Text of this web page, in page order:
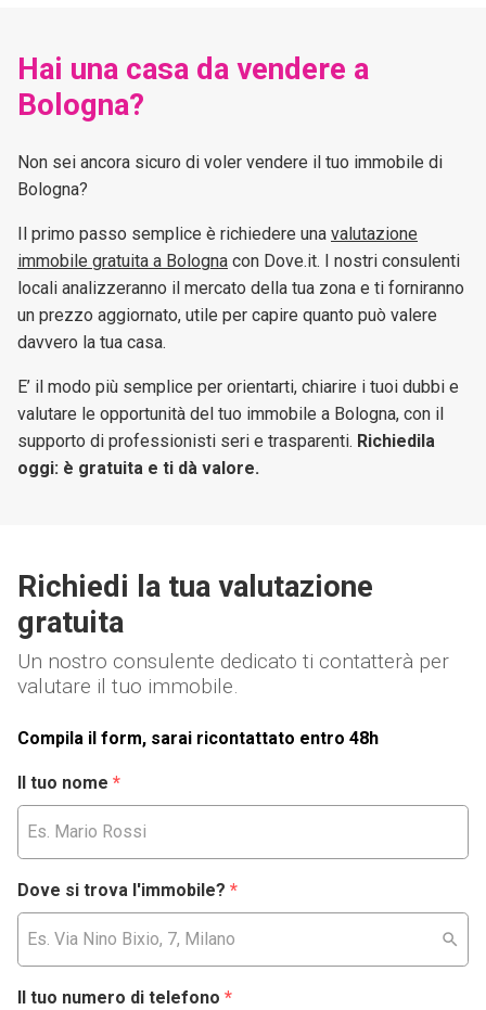
Hai una casa da vendere a
Bologna?
Non sei ancora sicuro di voler vendere il tuo immobile di
Bologna?
Il primo passo semplice è richiedere una valutazione
immobile gratuita a Bologna con Dove.it. I nostri consulenti
locali analizzeranno il mercato della tua zona e ti forniranno
un prezzo aggiornato, utile per capire quanto può valere
davvero la tua casa.
E’ il modo più semplice per orientarti, chiarire i tuoi dubbi e
valutare le opportunità del tuo immobile a Bologna, con il
supporto di professionisti seri e trasparenti. Richiedila
oggi: è gratuita e ti dà valore.
Richiedi la tua valutazione
gratuita
Un nostro consulente dedicato ti contatterà per
valutare il tuo immobile.
Compila il form, sarai ricontattato entro 48h
Il tuo nome *
Dove si trova l'immobile? *
Il tuo numero di telefono *